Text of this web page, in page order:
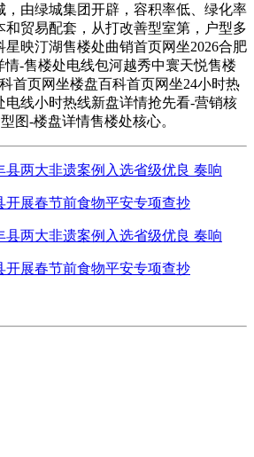
，由绿城集团开辟，容积率低、绿化率
和贸易配套，从打改善型室第，户型多
映汀湖售楼处曲销首页网坐2026合肥
情-售楼处电线包河越秀中寰天悦售楼
首页网坐楼盘百科首页网坐24小时热
电线小时热线新盘详情抢先看-营销核
图-楼盘详情售楼处核心。
县两大非遗案例入选省级优良 奏响
开展春节前食物平安专项查抄
县两大非遗案例入选省级优良 奏响
开展春节前食物平安专项查抄